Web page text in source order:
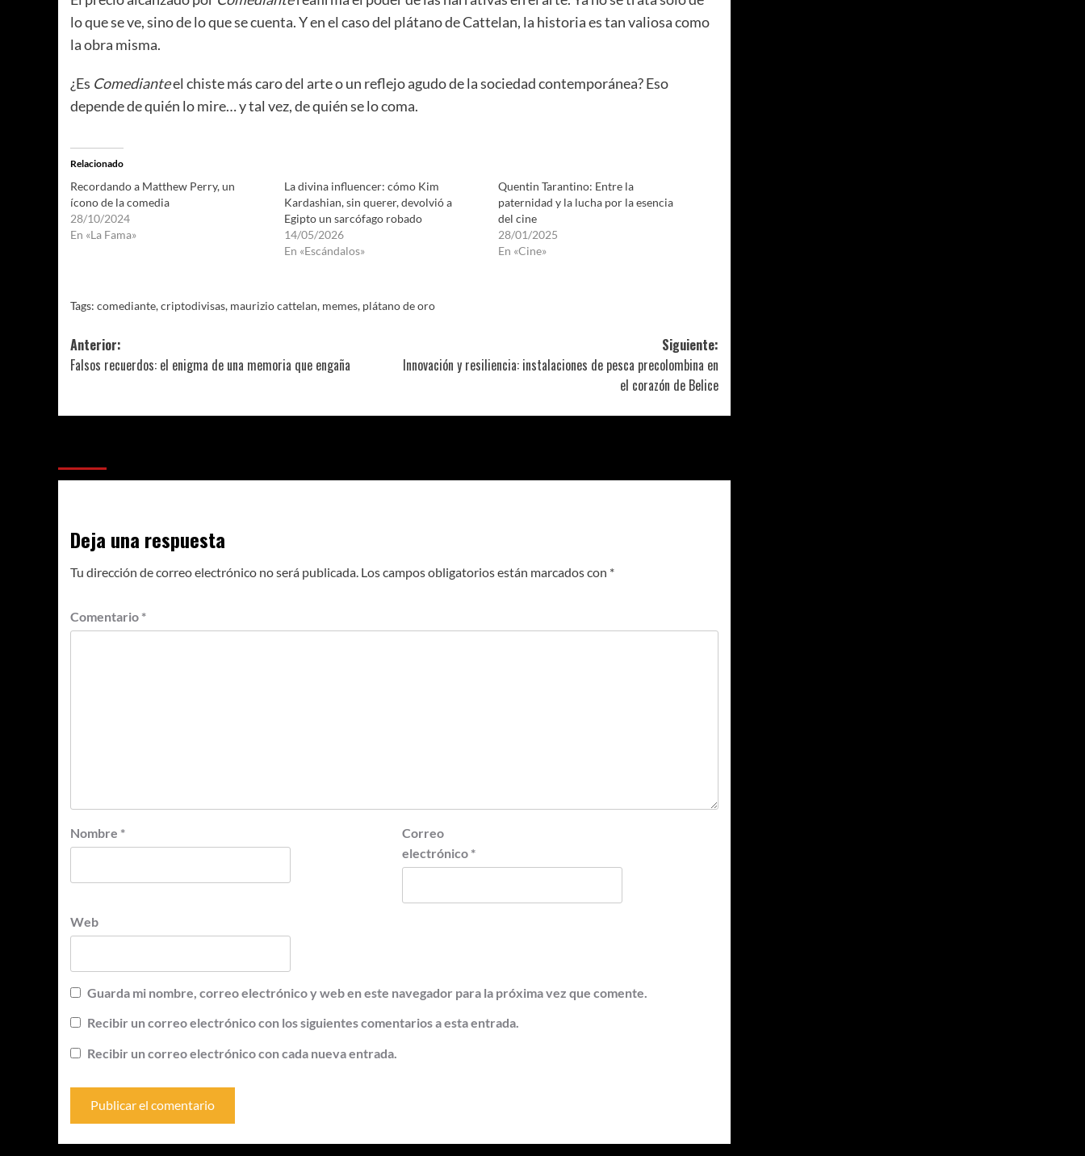
lo que se ve, sino de lo que se cuenta. Y en el caso del plátano de Cattelan, la historia es tan valiosa como
la obra misma.
¿Es Comedianteel chiste más caro del arte o un reflejo agudo de la sociedad contemporánea? Eso
depende de quién lo mire… y tal vez, de quién se lo coma.
Relacionado
Recordando a Matthew Perry, un
ícono de la comedia
28/10/2024
En «La Fama»
La divina influencer: cómo Kim
Kardashian, sin querer, devolvió a
Egipto un sarcófago robado
14/05/2026
En «Escándalos»
Quentin Tarantino: Entre la
paternidad y la lucha por la esencia
del cine
28/01/2025
En «Cine»
Tags: comediante,criptodivisas, maurizio cattelan, memes, plátano de oro
Navegación
de
Anterior:
Falsos recuerdos: el enigma de una memoria que engaña
Siguiente:
Innovación y resiliencia: instalaciones de pesca precolombina en
el corazón de Belice
Deja una respuesta
Tu dirección de correo electrónico no será publicada. Los campos obligatorios están marcados con *
Comentario *
Nombre *
Correo
electrónico *
Web
Guarda mi nombre, correo electrónico y web en este navegador para la próxima vez que comente.
Recibir un correo electrónico con los siguientes comentarios a esta entrada.
Recibir un correo electrónico con cada nueva entrada.